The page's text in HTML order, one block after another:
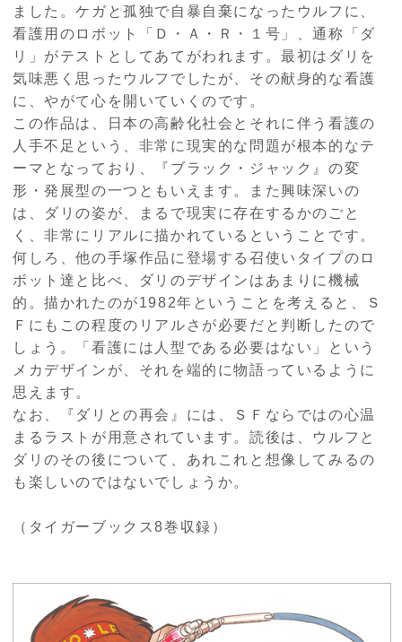
ました。ケガと孤独で自暴自棄になったウルフに、
看護用のロボット「Ｄ・Ａ・Ｒ・１号」、通称「ダ
リ」がテストとしてあてがわれます。最初はダリを
気味悪く思ったウルフでしたが、その献身的な看護
に、やがて心を開いていくのです。
この作品は、日本の高齢化社会とそれに伴う看護の
人手不足という、非常に現実的な問題が根本的なテ
ーマとなっており、『ブラック・ジャック』の変
形・発展型の一つともいえます。また興味深いの
は、ダリの姿が、まるで現実に存在するかのごと
く、非常にリアルに描かれているということです。
何しろ、他の手塚作品に登場する召使いタイプのロ
ボット達と比べ、ダリのデザインはあまりに機械
的。描かれたのが1982年ということを考えると、Ｓ
Ｆにもこの程度のリアルさが必要だと判断したので
しょう。「看護には人型である必要はない」という
メカデザインが、それを端的に物語っているように
思えます。
なお、『ダリとの再会』には、ＳＦならではの心温
まるラストが用意されています。読後は、ウルフと
ダリのその後について、あれこれと想像してみるの
も楽しいのではないでしょうか。
（タイガーブックス8巻収録）